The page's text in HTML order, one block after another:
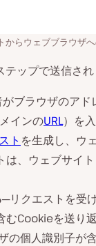
からウェブブラウザ
ップで送信され
ブラウザのアド
インのURL）を
ト を生成し、ウ
は、ウェブサイ
─リクエストを受
むCookieを送り
の個人識別子が